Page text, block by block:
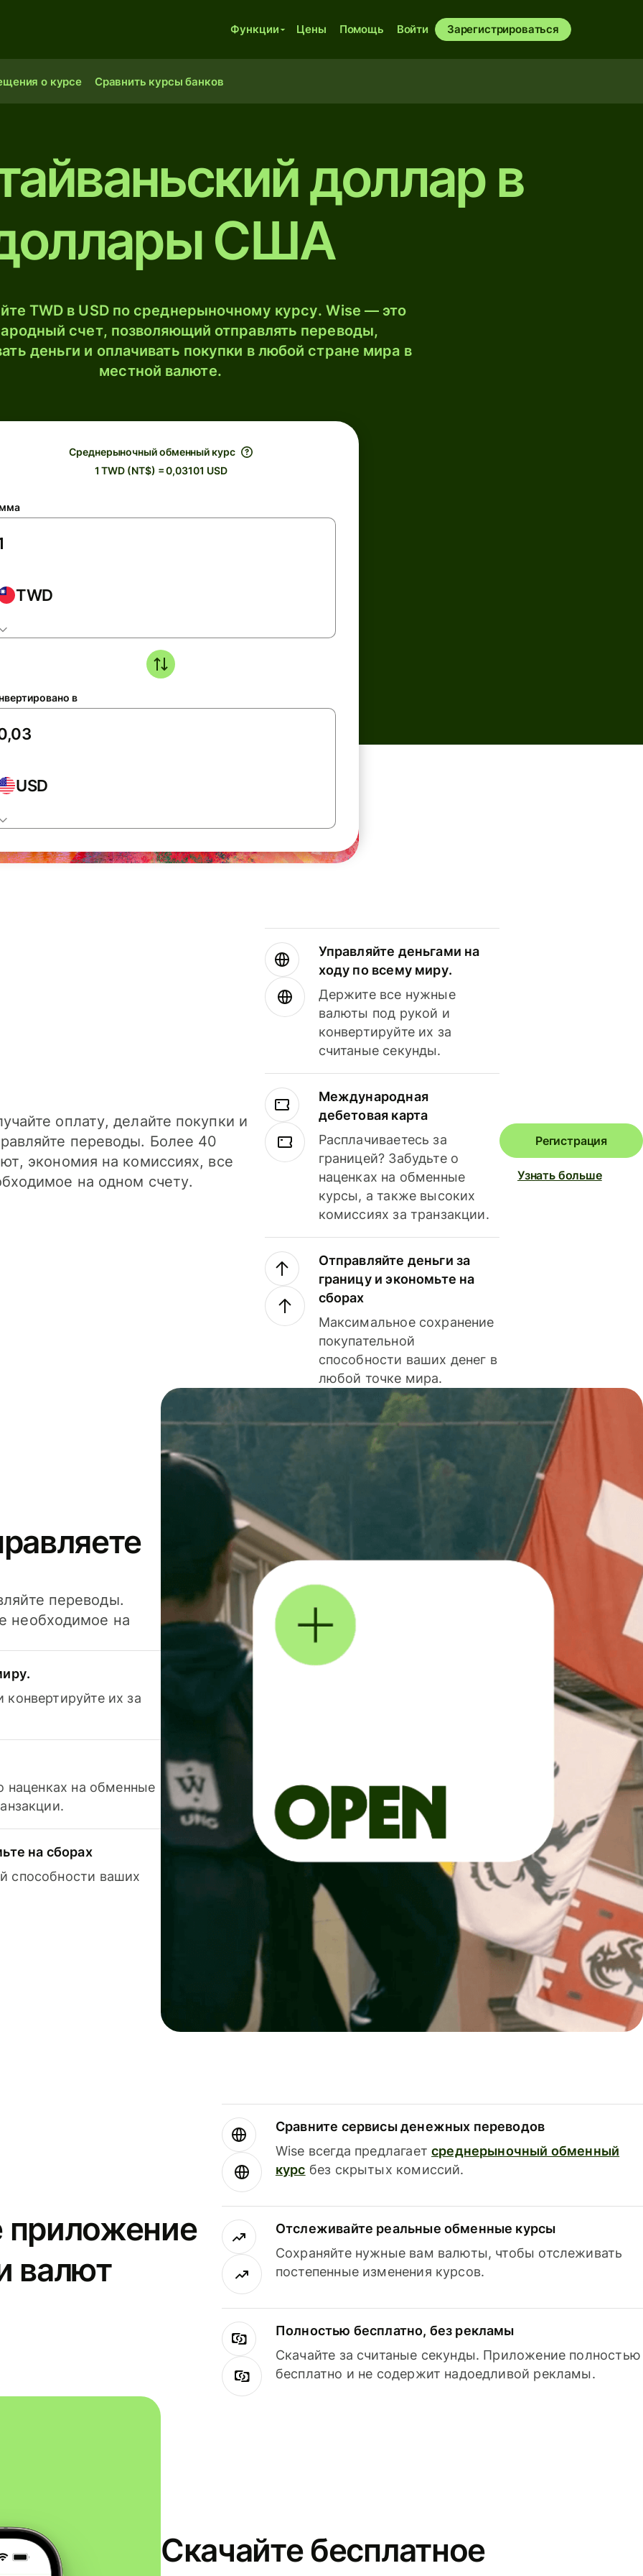
Функции Цены Помощь Войти Зарегистрироваться
о курсе Сравнить курсы банков
доллар в
США
TWD в USD по среднерыночному курсу. Wise — это
счет, позволяющий отправлять переводы,
деньги и оплачивать покупки в любой стране мира в
местной валюте.
Среднерыночный обменный курс
1 TWD (NT$) = 0,03101 USD
TWD
в
USD
оплату, делайте покупки и
переводы. Более 40
экономия на комиссиях, все
на одном счету.
Управляйте деньгами на
ходу по всему миру.
Держите все нужные
валюты под рукой и
конвертируйте их за
считаные секунды.
Международная
дебетовая карта
Расплачиваетесь за
границей? Забудьте о
наценках на обменные
курсы, а также высоких
комиссиях за транзакции.
Отправляйте деньги за
границу и экономьте на
сборах
Максимальное сохранение
покупательной
способности ваших денег в
любой точке мира.
Регистрация
Узнать больше
переводы.
необходимое на
их за
наценках на обменные
на сборах
способности ваших
приложение
валют
Сравните сервисы денежных переводов
Wise всегда предлагаетсреднерыночный обменный
курс без скрытых комиссий.
Отслеживайте реальные обменные курсы
Сохраняйте нужные вам валюты, чтобы отслеживать
постепенные изменения курсов.
Полностью бесплатно, без рекламы
Скачайте за считаные секунды. Приложение полностью
бесплатно и не содержит надоедливой рекламы.
Скачайте бесплатное